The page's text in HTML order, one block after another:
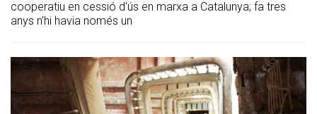
cooperatiu en cessió d'ús en marxa a Catalunya; fa tres
anys n’hi havia només un